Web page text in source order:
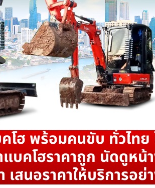
โฮ พร้อมคนขับ ทั่วไทย
แบคโฮราคาถูก นัดดูหน้
เสนอราคาให้บริการอ